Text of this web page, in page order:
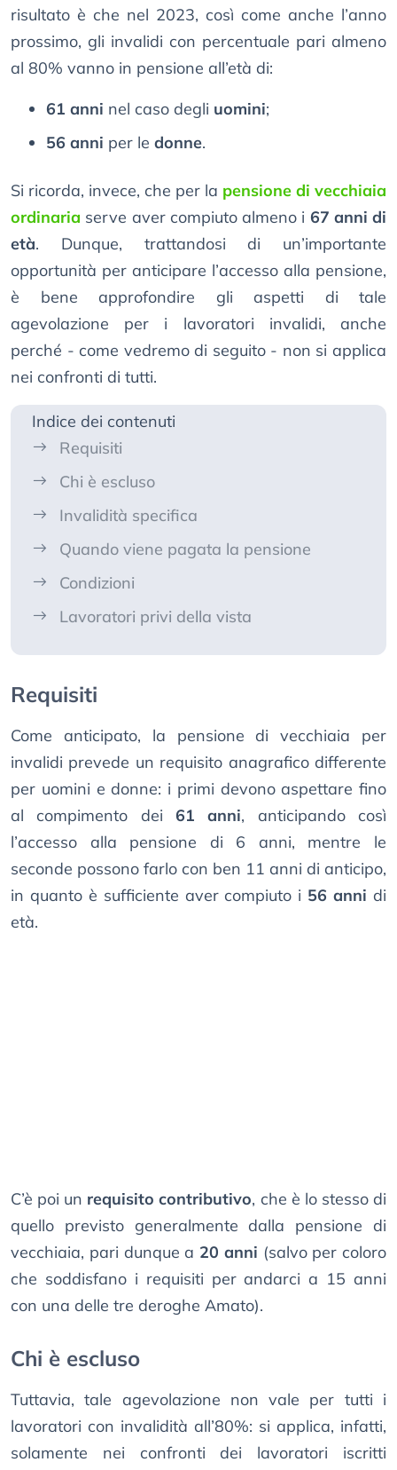
risultato è che nel 2023, così come anche l’anno
prossimo, gli invalidi con percentuale pari almeno
al 80% vanno in pensione all’età di:
61 anni nel caso degli uomini;
56 anni per le donne.
Si ricorda, invece, che per la pensione di vecchiaia
ordinaria serve aver compiuto almeno i 67 anni di
età. Dunque, trattandosi di un’importante
opportunità per anticipare l’accesso alla pensione,
è bene approfondire gli aspetti di tale
agevolazione per i lavoratori invalidi, anche
perché - come vedremo di seguito - non si applica
nei confronti di tutti.
Indice dei contenuti
Requisiti
Chi è escluso
Invalidità specifica
Quando viene pagata la pensione
Condizioni
Lavoratori privi della vista
Requisiti
Come anticipato, la pensione di vecchiaia per
invalidi prevede un requisito anagrafico differente
per uomini e donne: i primi devono aspettare fino
al compimento dei 61 anni, anticipando così
l’accesso alla pensione di 6 anni, mentre le
seconde possono farlo con ben 11 anni di anticipo,
in quanto è sufficiente aver compiuto i 56 anni di
età.
C’è poi un requisito contributivo, che è lo stesso di
quello previsto generalmente dalla pensione di
vecchiaia, pari dunque a 20 anni (salvo per coloro
che soddisfano i requisiti per andarci a 15 anni
con una delle tre deroghe Amato).
Chi è escluso
Tuttavia, tale agevolazione non vale per tutti i
lavoratori con invalidità all’80%: si applica, infatti,
solamente nei confronti dei lavoratori iscritti